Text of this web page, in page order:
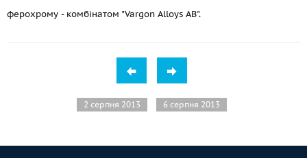
ферохрому - комбінатом "Vargon Alloys AB".
2 серпня 2013 6 серпня 2013